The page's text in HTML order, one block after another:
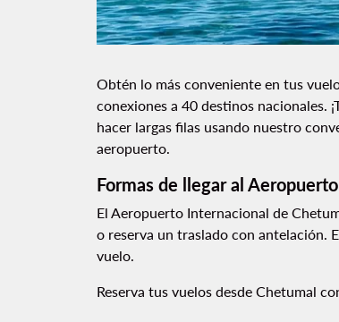
Obtén lo más conveniente en tus
conexiones a 40 destinos nacionales.
hacer largas filas usando nuestro
aeropuerto.
Formas de llegar al
El Aeropuerto Internacional de
o reserva un traslado con antelación.
vuelo.
Reserva tus vuelos desde Chetumal